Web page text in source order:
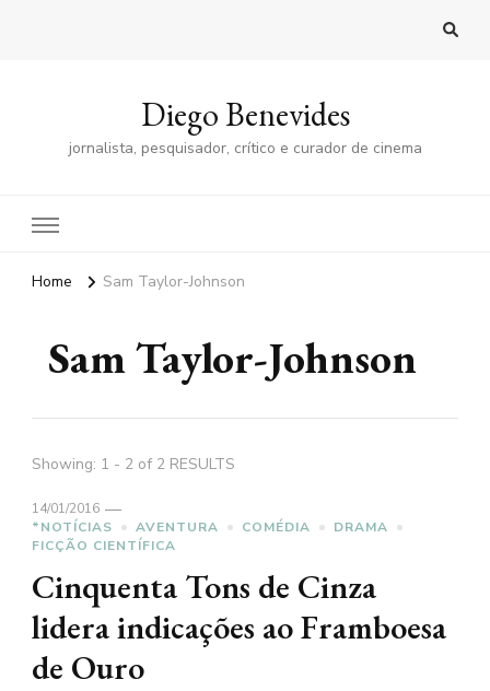
Diego Benevides
jornalista, pesquisador, crítico e curador de cinema
Home Sam Taylor-Johnson
Sam Taylor-Johnson
Showing: 1 - 2 of 2 RESULTS
14/01/2016
*NOTÍCIAS
AVENTURA COMÉDIA
DRAMA
FICÇÃO CIENTÍFICA
Cinquenta Tons de Cinza
lidera indicações ao Framboesa
de Ouro